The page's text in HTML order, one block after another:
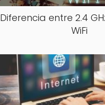
Diferencia entre 2.4
WiFi